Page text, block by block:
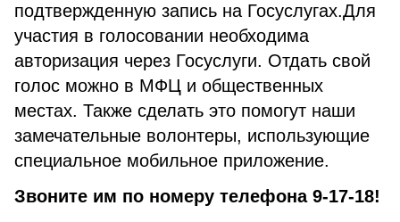
подтвержденную запись на Госуслугах.Для
участия в голосовании необходима
авторизация через Госуслуги. Отдать свой
голос можно в МФЦ и общественных
местах. Также сделать это помогут наши
замечательные волонтеры, использующие
специальное мобильное приложение.
Звоните им по номеру телефона 9-17-18!